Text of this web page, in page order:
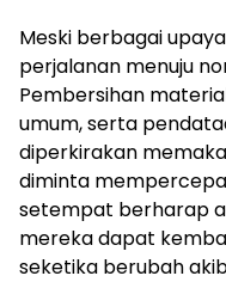
Meski berbagai
perjalanan menuju
Pembersihan
umum, serta
diperkirakan
diminta
setempat berharap
mereka dapat
seketika berubah